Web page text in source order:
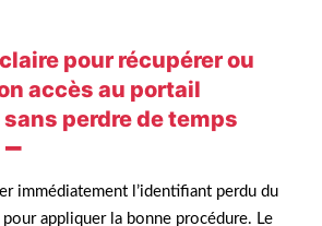
pour récupérer ou
accès au portail
perdre de temps
immédiatement l’identifiant perdu du
appliquer la bonne procédure. Le